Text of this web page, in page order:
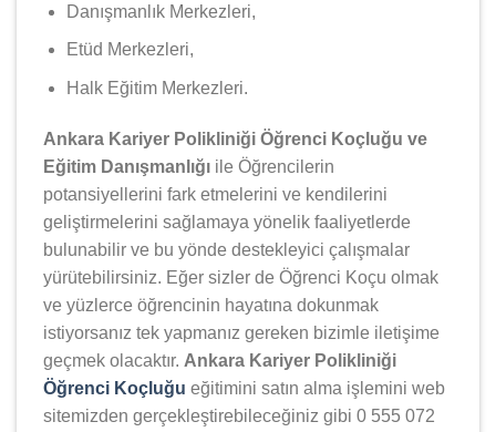
Danışmanlık Merkezleri,
Etüd Merkezleri,
Halk Eğitim Merkezleri.
Ankara Kariyer Polikliniği Öğrenci Koçluğu ve
Eğitim Danışmanlığı ile Öğrencilerin
potansiyellerini fark etmelerini ve kendilerini
geliştirmelerini sağlamaya yönelik faaliyetlerde
bulunabilir ve bu yönde destekleyici çalışmalar
yürütebilirsiniz. Eğer sizler de Öğrenci Koçu olmak
ve yüzlerce öğrencinin hayatına dokunmak
istiyorsanız tek yapmanız gereken bizimle iletişime
geçmek olacaktır. Ankara Kariyer Polikliniği
Öğrenci Koçluğu eğitimini satın alma işlemini web
sitemizden gerçekleştirebileceğiniz gibi 0 555 072